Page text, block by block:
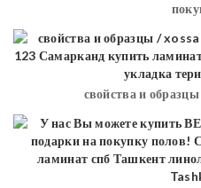
свойства и